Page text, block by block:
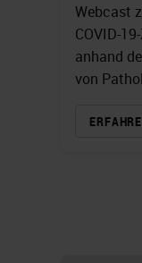
Webcast
COVID-
anhand
von